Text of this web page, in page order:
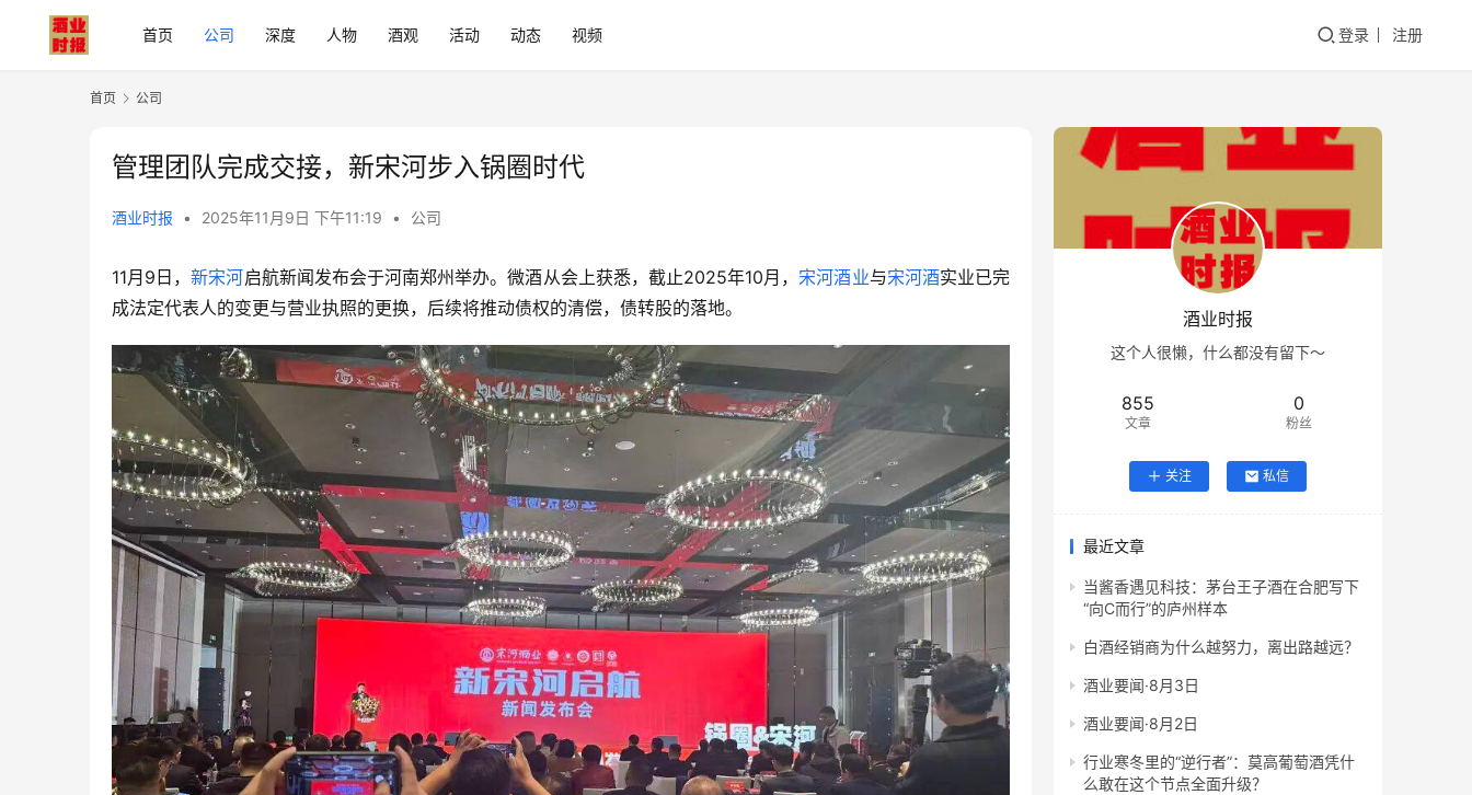
首页 公司 深度 人物 酒观 活动 动态 视频 登录 注册
首页 公司
管理团队完成交接，新宋河步入锅圈时代
酒业时报 • 2025年11月9日 下午11:19 • 公司
11月9日，新宋河启航新闻发布会于河南郑州举办。微酒从会上获悉，截止2025年10月， 宋河酒业与宋河酒实业已完
成法定代表人的变更与营业执照的更换，后续将推动债权的清偿，债转股的落地。
酒业时报
这个人很懒，什么都没有留下～
855
文章
0
粉丝
关注 私信
最近文章
当酱香遇见科技：茅台王子酒在合肥写下
“向C而行”的庐州样本
白酒经销商为什么越努力，离出路越远？
酒业要闻·8月3日
酒业要闻·8月2日
行业寒冬里的“逆行者”：莫高葡萄酒凭什
么敢在这个节点全面升级？